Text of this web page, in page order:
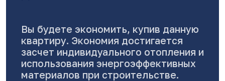
Вы будете экономить, купив данную
квартиру. Экономия достигается
засчет индивидуального отопления и
использования энергоэффективных
материалов при строительстве.